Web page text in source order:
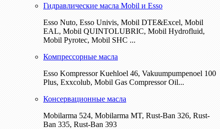
Гидравлические масла Mobil и Esso
Esso Nuto, Esso Univis, Mobil DTE&Excel, Mobil
EAL, Mobil QUINTOLUBRIC, Mobil Hydrofluid,
Mobil Pyrotec, Mobil SHC ...
Компрессорные масла
Esso Kompressor Kuehloel 46, Vakuumpumpenoel 100
Plus, Exxcolub, Mobil Gas Compressor Oil...
Консервационные масла
Mobilarma 524, Mobilarma MT, Rust-Ban 326, Rust-
Ban 335, Rust-Ban 393